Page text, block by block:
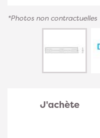
*Photos non contractuelles
J'achète